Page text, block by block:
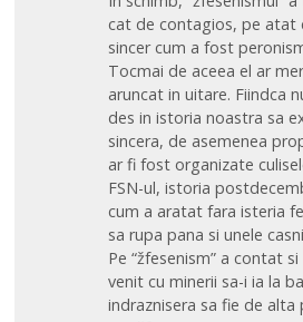
cat de contagios, pe atat
sincer cum a fost
Tocmai de aceea el ar
aruncat in uitare. Fiindca
des in istoria noastra sa
sincera, de asemenea
ar fi fost organizate
FSN-ul, istoria
cum a aratat fara isteria
sa rupa pana si unele
Pe “žfesenism” a contat
venit cu minerii sa-i ia la
indraznisera sa fie de alta